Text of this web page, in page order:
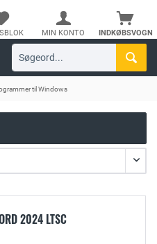
INDKØBSVOGN
MIN KONTO
til Windows
2024 LTSC